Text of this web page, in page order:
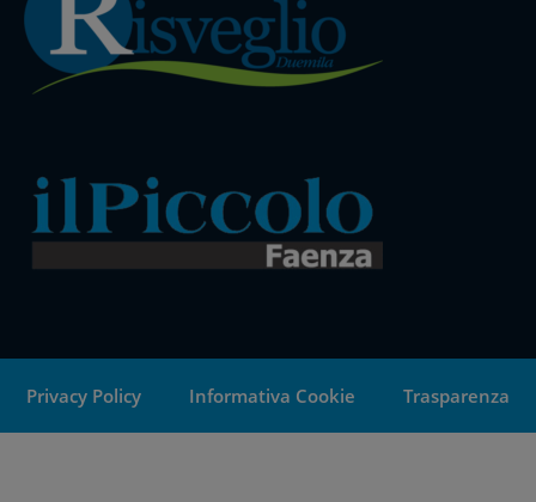
Privacy Policy Informativa Cookie Trasparenza